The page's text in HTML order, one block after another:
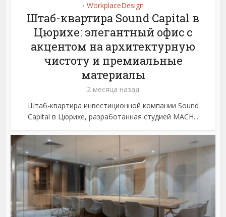
• WorkplaceDesign
Штаб-квартира Sound Capital в
Цюрихе: элегантный офис с
акцентом на архитектурную
чистоту и премиальные
материалы
2 месяца назад
Штаб-квартира инвестиционной компании Sound
Capital в Цюрихе, разработанная студией MACH...